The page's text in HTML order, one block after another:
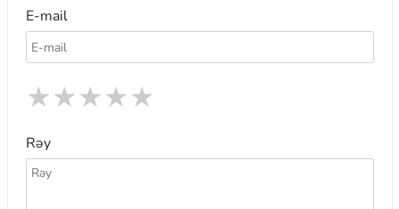
E-mail
★
★
★
★
★
Rəy